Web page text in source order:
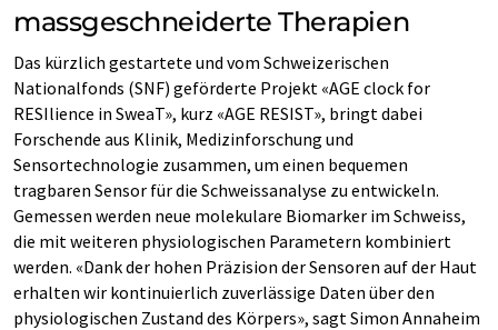
massgeschneiderte Therapien
Das kürzlich gestartete und vom Schweizerischen
Nationalfonds (SNF) geförderte Projekt «AGE clock for
RESIlience in SweaT», kurz «AGE RESIST», bringt dabei
Forschende aus Klinik, Medizinforschung und
Sensortechnologie zusammen, um einen bequemen
tragbaren Sensor für die Schweissanalyse zu entwickeln.
Gemessen werden neue molekulare Biomarker im Schweiss,
die mit weiteren physiologischen Parametern kombiniert
werden. «Dank der hohen Präzision der Sensoren auf der Haut
erhalten wir kontinuierlich zuverlässige Daten über den
physiologischen Zustand des Körpers», sagt Simon Annaheim